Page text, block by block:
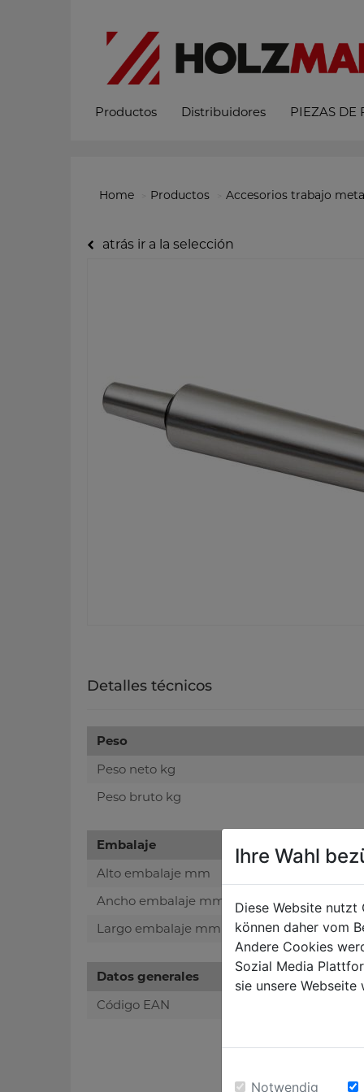
Productos Distribuidores PIEZAS DE
Home Productos Accesorios trabajo
atrás ir a la selección
Detalles técnicos
Peso
Peso neto kg
Peso bruto kg
Embalaje
Alto embalaje mm
Ancho embalaje mm
Largo embalaje mm
Datos generales
Código EAN
Ihre Wahl
Diese Website
können daher vom
Andere Cookies
Sozial Media
sie unsere
Notwendig